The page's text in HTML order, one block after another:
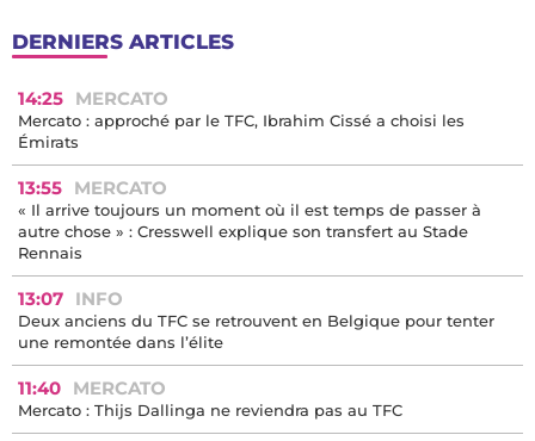
DERNIERS ARTICLES
14:25 MERCATO
Mercato : approché par le TFC, Ibrahim Cissé a choisi les
Émirats
13:55 MERCATO
« Il arrive toujours un moment où il est temps de passer à
autre chose » : Cresswell explique son transfert au Stade
Rennais
13:07 INFO
Deux anciens du TFC se retrouvent en Belgique pour tenter
une remontée dans l’élite
11:40 MERCATO
Mercato : Thijs Dallinga ne reviendra pas au TFC